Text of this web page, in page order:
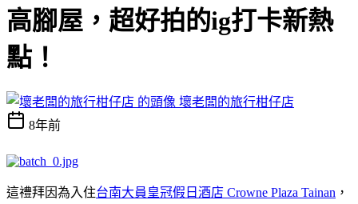
高腳屋，超好拍的ig打卡新熱
點！
壞老闆的旅行柑仔店
8年前
這禮拜因為入住台南大員皇冠假日酒店 Crowne Plaza Tainan ，